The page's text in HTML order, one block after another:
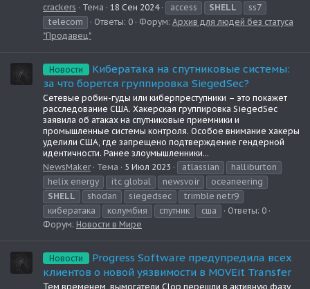
crackers
Тема 18 Сен 2024 access SHELL
ss7
telecom
Ответы: 0 Форум: Архив для людей без статуса
"Продавец"
Новости
Кибератака на спутниковые системы:
за что борется группировка SiegedSec?
Сетевые робин-гуды или киберпреступники – это покажет
расследование США. Хакерская группировка SiegedSec
заявила об атаках на спутниковые приемники и
промышленные системы контроля. Особое внимание хакеры
уделили США, где запрещено подтверждение гендерной
идентичности. Ранее злоумышленники...
NewsMaker
Тема 5 Июл 2023 atlassian
halliburton
helix energy
itc global newsvoir
oceaneering
SHELL
shodan siegedsec
trimble netr9
кибератака
колумбия спутник сша
Ответы: 0
Форум: Новости в Мире
Новости
Progress Software предупредила всех
клиентов о новой уязвимости в MOVEit Transfer
Тем временем, вымогатели Clop перешли в активную фазу